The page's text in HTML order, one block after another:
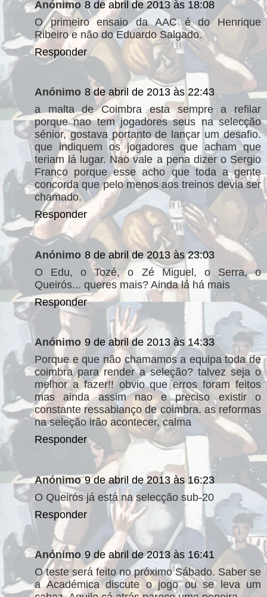
Anónimo 8 de abril de 2013 às 18:08
O primeiro ensaio da AAC é do Henrique
Ribeiro e não do Eduardo Salgado.
Responder
Anónimo 8 de abril de 2013 às 22:43
a malta de Coimbra esta sempre a refilar
porque nao tem jogadores seus na selecção
sénior, gostava portanto de lançar um desafio.
que indiquem os jogadores que acham que
teriam lá lugar. Nao vale a pena dizer o Sergio
Franco porque esse acho que toda a gente
concorda que pelo menos aos treinos devia ser
chamado.
Responder
Anónimo 8 de abril de 2013 às 23:03
O Edu, o Tozé, o Zé Miguel, o Serra, o
Queirós... queres mais? Ainda lá há mais
Responder
Anónimo 9 de abril de 2013 às 14:33
Porque e que não chamamos a equipa toda de
coimbra para render a seleção? talvez seja o
melhor a fazer!! obvio que erros foram feitos
mas ainda assim nao e preciso existir o
constante ressabianço de coimbra. as reformas
na seleção irão acontecer, calma
Responder
Anónimo 9 de abril de 2013 às 16:23
O Queirós já está na selecção sub-20
Responder
Anónimo 9 de abril de 2013 às 16:41
O teste será feito no próximo Sábado. Saber se
a Académica discute o jogo ou se leva um